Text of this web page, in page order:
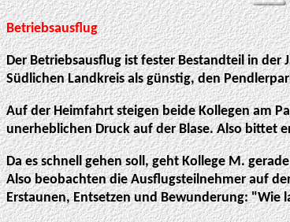
Betriebsausflug
Der Betriebsausflug ist fester Bestandteil in der
Südlichen Landkreis als günstig, den
Auf der Heimfahrt steigen beide Kollegen am
unerheblichen Druck auf der Blase. Also bittet
Da es schnell gehen soll, geht Kollege M.
Also beobachten die Ausflugsteilnehmer auf
Erstaunen, Entsetzen und Bewunderung:"Wie